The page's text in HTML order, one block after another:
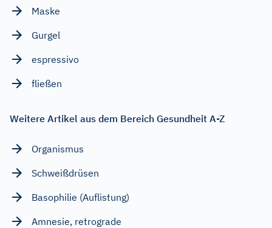
Maske
Gurgel
espressivo
fließen
Weitere Artikel aus dem Bereich Gesundheit A-Z
Organismus
Schweißdrüsen
Basophilie (Auflistung)
Amnesie, retrograde